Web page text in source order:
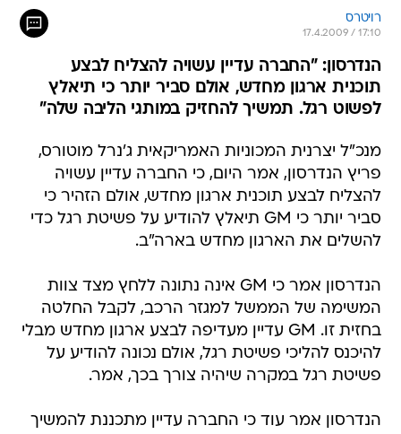
רויטרס
17.4.2009 / 17:10
הנדרסון: "החברה עדיין עשויה להצליח לבצע
תוכנית ארגון מחדש, אולם סביר יותר כי תיאלץ
לפשוט רגל. תמשיך להחזיק במותגי הליבה שלה"
מנכ"ל יצרנית המכוניות האמריקאית ג'נרל מוטורס,
פריץ הנדרסון, אמר היום, כי החברה עדיין עשויה
להצליח לבצע תוכנית ארגון מחדש, אולם הזהיר כי
סביר יותר כי GM תיאלץ להודיע על פשיטת רגל כדי
להשלים את הארגון מחדש בארה"ב.
הנדרסון אמר כי GM אינה נתונה ללחץ מצד צוות
המשימה של הממשל למגזר הרכב, לקבל החלטה
בחזית זו. GM עדיין מעדיפה לבצע ארגון מחדש מבלי
להיכנס להליכי פשיטת רגל, אולם נכונה להודיע על
פשיטת רגל במקרה שיהיה צורך בכך, אמר.
הנדרסון אמר עוד כי החברה עדיין מתכננת להמשיך